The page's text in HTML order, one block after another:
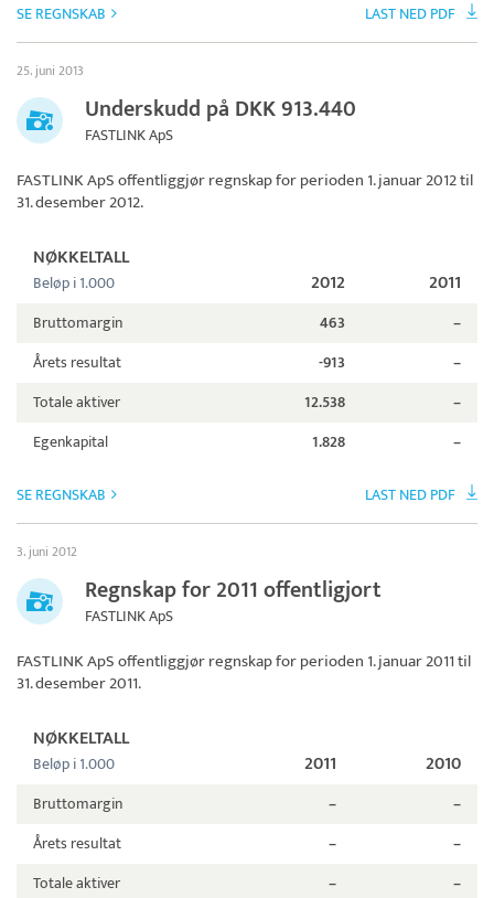
SE REGNSKAB LAST NED PDF
25. juni 2013
Underskudd på DKK 913.440
FASTLINK ApS
FASTLINK ApSoffentliggjør regnskap for perioden 1. januar 2012 til
31. desember 2012.
NØKKELTALL
Beløp i 1.000 2012 2011
Bruttomargin 463
–
Årets resultat
-913
–
Totale aktiver
12.538
–
Egenkapital
1.828 –
SE REGNSKAB LAST NED PDF
3. juni 2012
Regnskap for 2011 offentligjort
FASTLINK ApS
FASTLINK ApSoffentliggjør regnskap for perioden 1. januar 2011 til
31. desember 2011.
NØKKELTALL
Beløp i 1.000 2011 2010
Bruttomargin –
–
Årets resultat
–
–
Totale aktiver
–
–